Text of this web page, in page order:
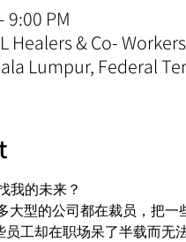
9:00 PM
Healers & Co-
Lumpur, Federal
我的未来？
大型的公司都在裁员，把
员工却在职场呆了半载而